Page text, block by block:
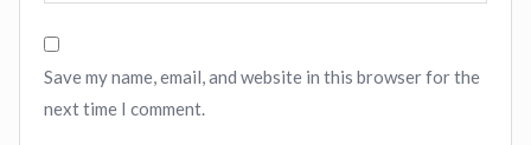
Save my name, email, and website in this browser for the
next time I comment.